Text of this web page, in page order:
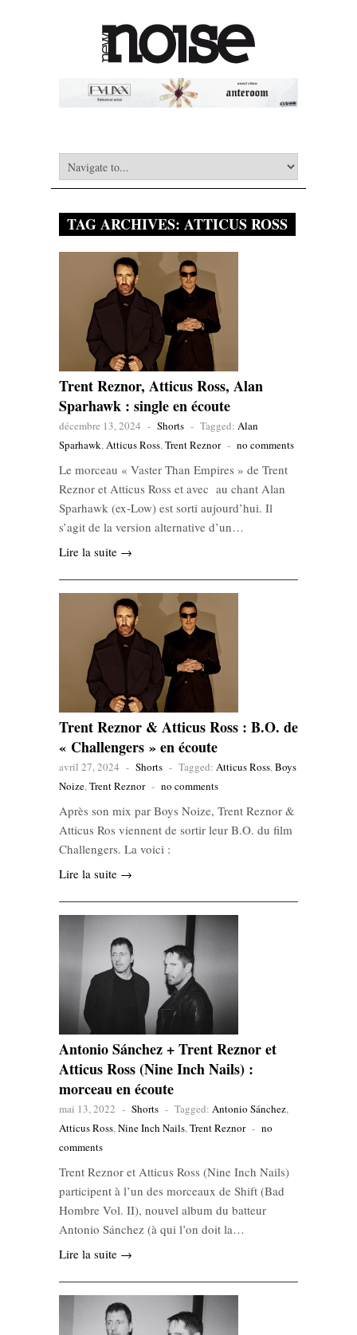
TAG ARCHIVES: ATTICUS ROSS
Trent Reznor, Atticus Ross, Alan
Sparhawk : single en écoute
décembre 13, 2024 - Shorts - Tagged: Alan
Sparhawk,Atticus Ross,Trent Reznor - no comments
Le morceau « Vaster Than Empires » de Trent
Reznor et Atticus Ross et avec au chant Alan
Sparhawk (ex-Low) est sorti aujourd’hui. Il
s’agit de la version alternative d’un…
Lire la suite →
Trent Reznor & Atticus Ross : B.O. de
« Challengers » en écoute
avril 27, 2024 - Shorts - Tagged: Atticus Ross,Boys
Noize,Trent Reznor - no comments
Après son mix par Boys Noize, Trent Reznor &
Atticus Ros viennent de sortir leur B.O. du film
Challengers. La voici :
Lire la suite →
Antonio Sánchez + Trent Reznor et
Atticus Ross (Nine Inch Nails) :
morceau en écoute
mai 13, 2022 - Shorts - Tagged: Antonio Sánchez,
Atticus Ross,Nine Inch Nails,Trent Reznor - no
comments
Trent Reznor et Atticus Ross (Nine Inch Nails)
participent à l’un des morceaux de Shift (Bad
Hombre Vol. II), nouvel album du batteur
Antonio Sánchez (à qui l’on doit la…
Lire la suite →